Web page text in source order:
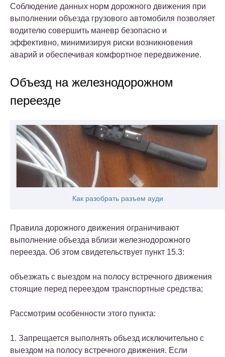
Соблюдение данных норм дорожного движения при
выполнении объезда грузового автомобиля позволяет
водителю совершить маневр безопасно и
эффективно, минимизируя риски возникновения
аварий и обеспечивая комфортное передвижение.
Объезд на железнодорожном
переезде
Как разобрать разъем ауди
Правила дорожного движения ограничивают
выполнение объезда вблизи железнодорожного
переезда. Об этом свидетельствует пункт 15.3:
объезжать с выездом на полосу встречного движения
стоящие перед переездом транспортные средства;
Рассмотрим особенности этого пункта:
1. Запрещается выполнять объезд исключительно с
выездом на полосу встречного движения. Если